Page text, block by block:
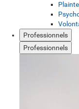
Professionnels
Professionnels